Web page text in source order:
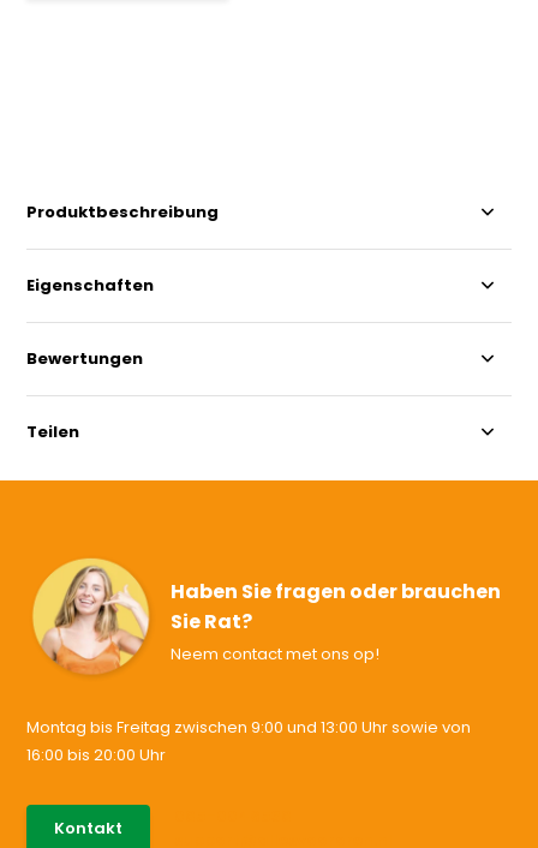
Produktbeschreibung
Eigenschaften
Bewertungen
Teilen
Haben Sie fragen oder brauchen
Sie Rat?
Neem contact met ons op!
Montag bis Freitag zwischen 9:00 und 13:00 Uhr sowie von
16:00 bis 20:00 Uhr
Kontakt